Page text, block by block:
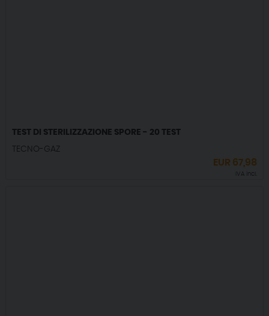
TEST DI STERILIZZAZIONE SPORE - 20 TEST
TECNO-GAZ
EUR 67,98
IVA incl.